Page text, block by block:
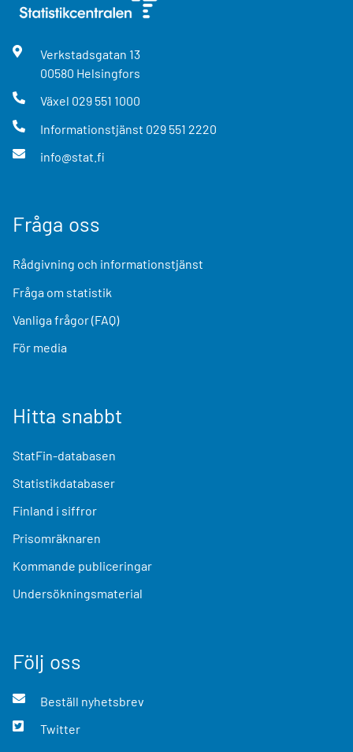
Verkstadsgatan 13
00580 Helsingfors
Växel 029 551 1000
Informationstjänst 029 551 2220
info@stat.fi
Fråga oss
Rådgivning och informationstjänst
Fråga om statistik
Vanliga frågor (FAQ)
För media
Hitta snabbt
StatFin-databasen
Statistikdatabaser
Finland i siffror
Prisomräknaren
Kommande publiceringar
Undersökningsmaterial
Följ oss
Beställ nyhetsbrev
Twitter